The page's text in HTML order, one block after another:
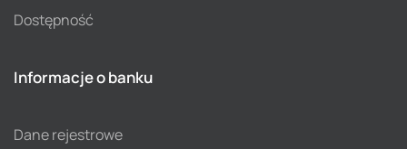
Dostępność
Informacje o banku
Dane rejestrowe